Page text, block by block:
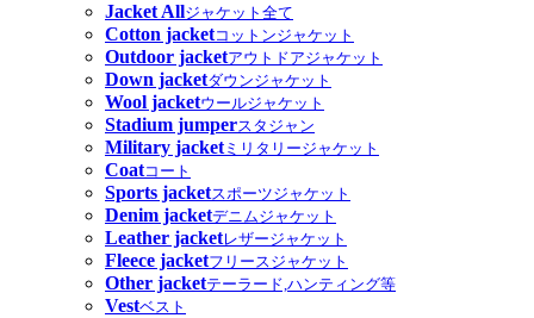
Jacket Allジャケット全て
Cotton jacketコットンジャケット
Outdoor jacketアウトドアジャケット
Down jacketダウンジャケット
Wool jacketウールジャケット
Stadium jumperスタジャン
Military jacketミリタリージャケット
Coatコート
Sports jacketスポーツジャケット
Denim jacketデニムジャケット
Leather jacketレザージャケット
Fleece jacketフリースジャケット
Other jacketテーラード,ハンティング等
Vestベスト